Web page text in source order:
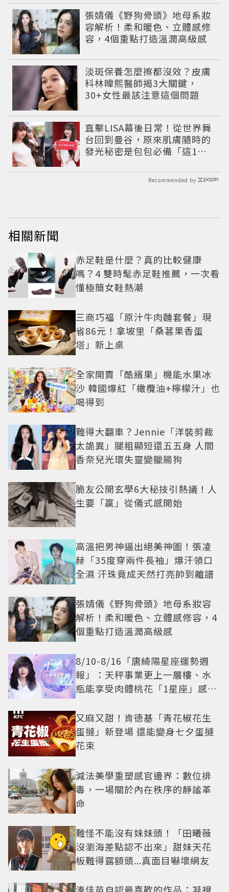
張婧儀《野狗骨頭》地母系妝
容解析！柔和暖色、立體感修
容，4個重點打造溫潤高級感
淡斑保養怎麼擦都沒效？皮膚
科林暐熙醫師揭3大關鍵，
30+女性最該注意這個問題
直擊LISA幕後日常！從世界舞
台回到曼谷，原來肌膚隨時的
發光秘密是包包必備「這1
Recommended by
相關新聞
赤足鞋是什麼？真的比較健康
嗎？4 雙時髦赤足鞋推薦，一次看
懂極簡女鞋熱潮
三商巧福「原汁牛肉麵套餐」現
省86元！拿坡里「桑葚果香蛋
塔」新上桌
全家開賣「酷繽果」機能水果冰
沙 韓國爆紅「橄欖油+檸檬汁」也
喝得到
難得大翻車？Jennie「洋裝剪裁
太詭異」腿粗顯短還五五身 人間
香奈兒光環失靈變臘腸狗
脆友公開玄學6大秘技引熱議！人
生要「贏」從儀式感開始
高溫把男神逼出絕美神圖！張凌
赫「35度穿兩件長袖」爆汗領口
全濕 汗珠竟成天然打亮帥到離譜
張婧儀《野狗骨頭》地母系妝容
解析！柔和暖色、立體感修容，4
個重點打造溫潤高級感
8/10-8/16「唐綺陽星座運勢週
報」：天秤事業更上一層樓、水
瓶能享受肉體桃花「1星座」感情
又麻又甜！肯德基「青花椒花生
蛋撻」新登場 還能變身七夕蛋撻
花束
減法美學重塑感官邊界：數位排
毒，一場關於內在秩序的靜謐革
命
難怪不能沒有妹妹頭！「田曦薇
沒瀏海差點認不出來」甜妹天花
板難得露額頭...真面目嚇壞網友